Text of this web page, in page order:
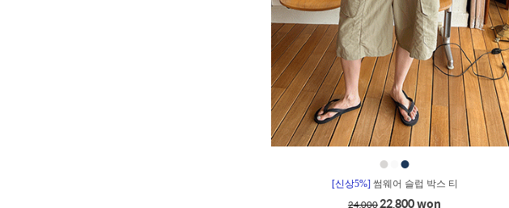
● ●
[신상5%] 썸웨어 슬럽 박스 티
24,00022,800 won